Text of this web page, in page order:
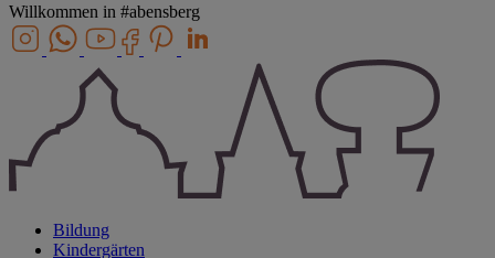
Willkommen in #abensberg
Bildung
Kindergärten